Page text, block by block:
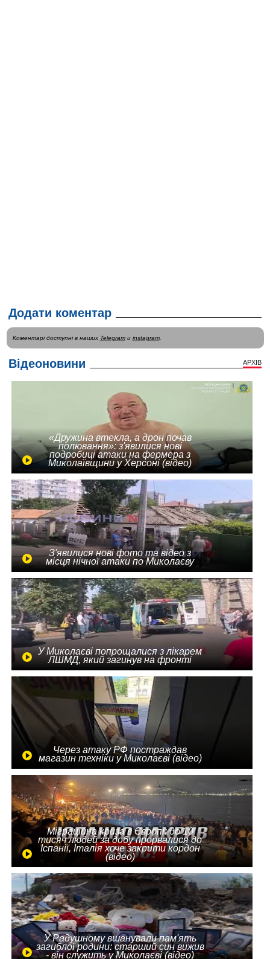
Додати коментар
Коментарі доступні в наших Telegramи instagram.
Відеоновини АРХІВ
«Дружина втекла, а дрон почав
полювання»: з'явилися нові
подробиці атаки на фермера з
Миколаївщини у Херсоні (відео)
З'явилися нові фото та відео з
місця нічної атаки по Миколаєву
У Миколаєві попрощалися з лікарем
ЛШМД, який загинув на фронті
Через атаку РФ постраждав
магазин техніки у Миколаєві (відео)
Міграційна криза в Європі: до 10
тисяч людей за добу прорвалися до
Іспанії, Італія хоче закрити кордон
(відео)
У Радушному вшанували пам'ять
загиблої родини: старший син вижив
- він служить у Миколаєві (відео)